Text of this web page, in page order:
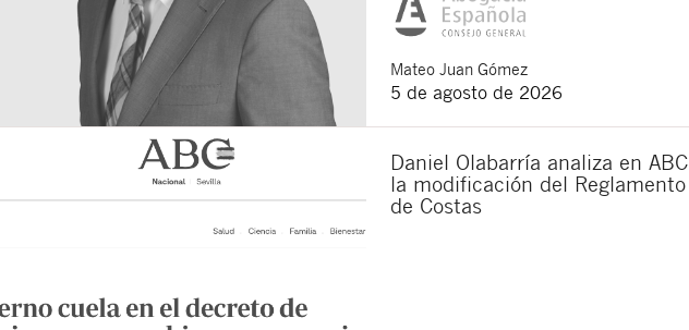
Mateo Juan Gómez
5 de agosto de 2026
Daniel Olabarría analiza en ABC
la modificación del Reglamento
de Costas